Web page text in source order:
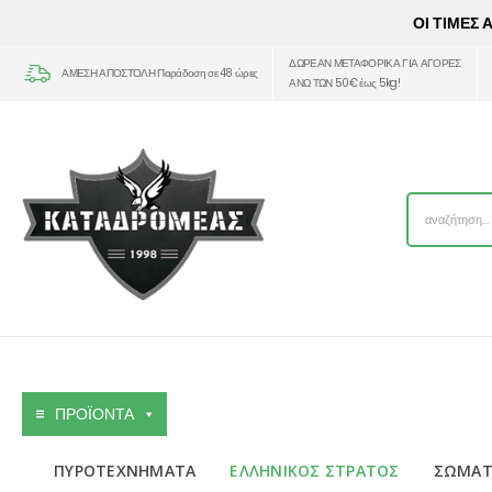
ΟΙ ΤΙΜΕΣ
ΑΜΕΣΗ ΑΠΟΣΤΟΛΗ Παράδοση σε 48 ώρες
ΔΩΡΕΑΝ ΜΕΤΑΦΟΡΙΚΑ ΓΙΑ ΑΓΟΡΕΣ
ΑΝΩ ΤΩΝ 50€ έως 5kg!
ΠΡΟΪΟΝΤΑ
ΠΥΡΟΤΕΧΝΗΜΑΤΑ ΕΛΛΗΝΙΚΟΣ ΣΤΡΑΤΟΣ